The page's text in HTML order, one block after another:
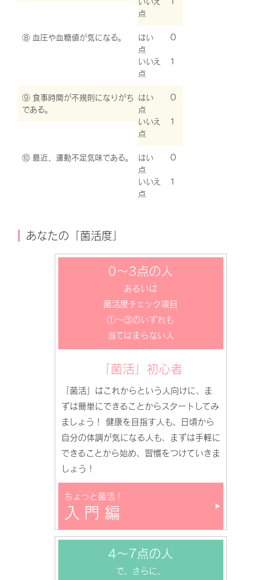
点
⑧ 血圧や血糖値が気になる。
はい ０
点
いいえ １
点
⑨ 食事時間が不規則になりがち
である。
はい ０
点
いいえ １
点
⑩ 最近、運動不足気味である。
はい ０
点
いいえ １
点
あなたの「菌活度」
0～3点の人
あるいは
菌活度チェック項目
①～③のいずれも
当てはまらない人
「菌活」初心者
「菌活」はこれからという人向けに、ま
ずは簡単にできることからスタートしてみ
ましょう！ 健康を目指す人も、日頃から
自分の体調が気になる人も、まずは手軽に
できることから始め、習慣をつけていきま
しょう！
ちょっと菌活！
入門編
4～7点の人
で、さらに、